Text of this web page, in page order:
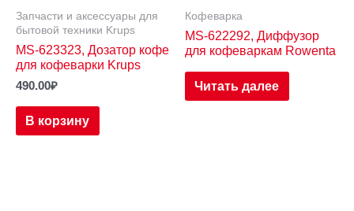
Запчасти и аксессуары для
бытовой техники Krups
MS-623323, Дозатор кофе
для кофеварки Krups
490.00₽
В корзину
Кофеварка
MS-622292, Диффузор
для кофеваркам Rowenta
Читать далее